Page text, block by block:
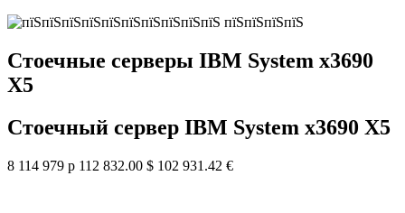
Стоечные серверы IBM System x3690
X5
Стоечный сервер IBM System x3690 X5
8 114 979 р 112 832.00 $ 102 931.42 €